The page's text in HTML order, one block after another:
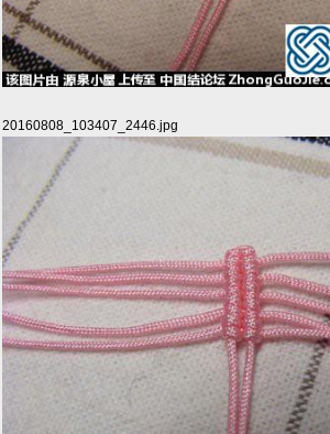
20160808_103407_2446.jpg